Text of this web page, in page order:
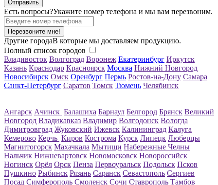
Есть вопросы?Укажите номер телефона и мы вам перезвоним.
Перезвоните мне!
Другие городаВ которые мы доставляем продукцию.
Полный список городов
Владивосток Волгоград Воронеж Екатеринбург Иркутск
Казань Краснодар Красноярск Москва Нижний Новгород
Новосибирск Омск Оренбург Пермь Ростов-на-Дону Самара
Санкт-Петербург Саратов Томск Тюмень Челябинск
Ангарск Ачинск Балашиха Барнаул Белгород Брянск Великий
Новгород Владикавказ Владимир Волгодонск Вологда
Димитровград Жуковский Ижевск Калининград Калуга
Кемерово Керчь Киров Кострома Курск Липецк Люберцы
Магнитогорск Махачкала Мытищи Набережные Челны
Нальчик Нижневартовск Новомосковск Новороссийск
Ногинск Орёл Орск Пенза Первоуральск Подольск Псков
Пушкино Рыбинск Рязань Саранск Севастополь Сергиев
Посад Симферополь Смоленск Сочи Ставрополь Тамбов